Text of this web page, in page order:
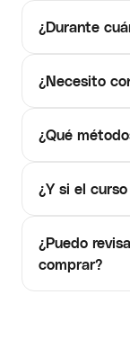
¿Durante
¿Necesito
¿Qué
¿Y si el
¿Puedo
comprar?